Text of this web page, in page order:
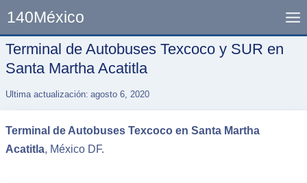
content
140México
Terminal de Autobuses Texcoco y SUR en
Santa Martha Acatitla
Ultima actualización: agosto 6, 2020
Terminal de Autobuses Texcoco en Santa Martha
Acatitla, México DF.